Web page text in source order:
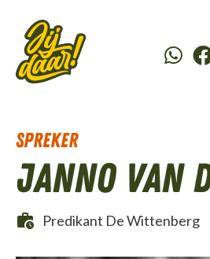
Spreker
Janno van
Predikant De Wittenberg